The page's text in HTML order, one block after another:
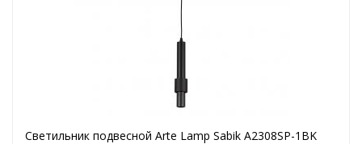
Светильник подвесной Arte Lamp Sabik A2308SP-1BK